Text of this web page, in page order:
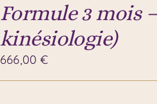
Formule 3 mois
kinésiologie)
666,00 €